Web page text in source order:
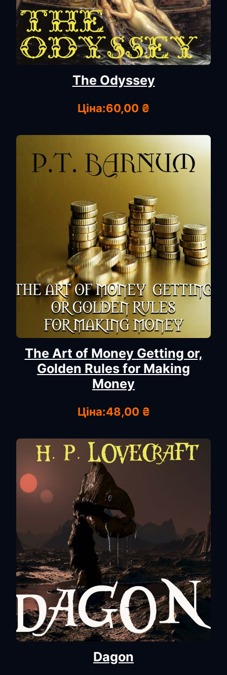
The Odyssey
Ціна:60,00 ₴
The Art of Money Getting or,
Golden Rules for Making
Money
Ціна:48,00 ₴
Dagon